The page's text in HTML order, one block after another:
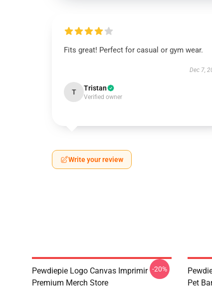
Fits great! Perfect for casual or gym wear.
Dec 7,
T Tristan
Verified owner
Write your review
Pewdiepie Logo Canvas Imprimir
Premium Merch Store
-20%
Pet